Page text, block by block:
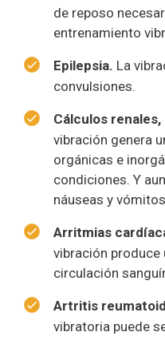
de reposo
entrenamiento
Epilepsia. La
convulsiones.
Cálculos
vibración genera
orgánicas e
condiciones. Y
náuseas y
Arritmias
vibración produce
circulación
Artritis
vibratoria puede